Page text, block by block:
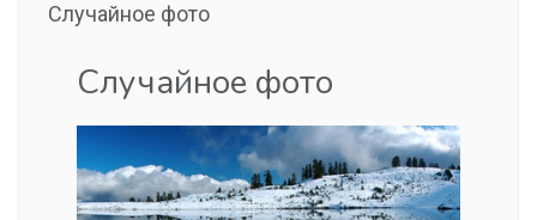
Случайное фото
Случайное фото